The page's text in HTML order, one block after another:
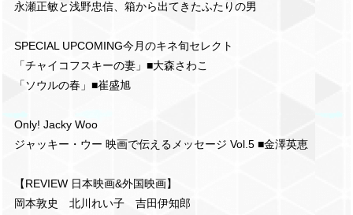
永瀬正敏と浅野忠信、箱から出てきたふたりの男
SPECIAL UPCOMING今月のキネ旬セレクト
「チャイコフスキーの妻」■大森さわこ
「ソウルの春」■崔盛旭
Only! Jacky Woo
ジャッキー・ウー 映画で伝えるメッセージ Vol.5 ■金澤英恵
【REVIEW 日本映画&外国映画】
岡本敦史 北川れい子 吉田伊知郎